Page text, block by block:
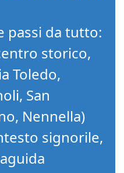
passi da tutto:
storico,
Toledo,
San
Nennella)
signorile,